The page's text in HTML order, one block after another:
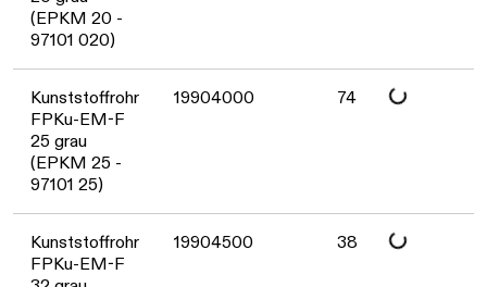
(EPKM 20 -
97101 020)
Daten werden geladen. Bitte warten...
Kunststoffrohr
FPKu-EM-F
25 grau
(EPKM 25 -
97101 25)
19904000 74
Daten werden geladen. Bitte warten...
Kunststoffrohr
FPKu-EM-F
19904500 38